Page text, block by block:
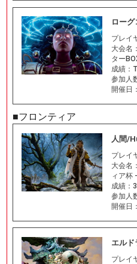
ロー
プレイ
大会名：
ター
成績：
参加人
開催日：
■フロンティア
人間/
プレイ
大会名：
ィア杯
成績：
参加人
開催日：
エル
プレイ